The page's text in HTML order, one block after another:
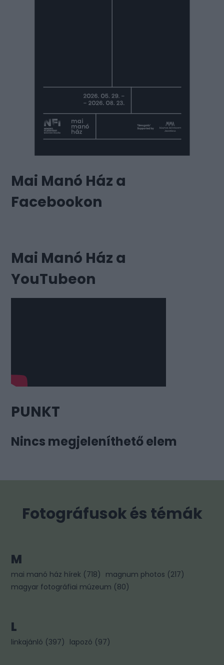
Mai Manó Ház a
Facebookon
Mai Manó Ház a
YouTubeon
PUNKT
Nincs megjeleníthető elem
Fotográfusok és témák
M
mai manó ház hírek (718) magnum photos (217)
magyar fotográfiai múzeum (80)
L
linkajánló (397) lapozó (97)